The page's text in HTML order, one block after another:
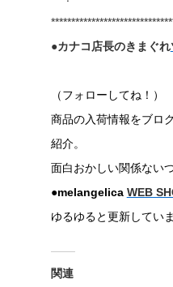
●カナコ店長のきまぐれ
（フォローしてね！）
商品の入荷情報をブロ
紹介。
面白おかしい関係ない
●melangelica WEB
ゆるゆると更新していま
関連